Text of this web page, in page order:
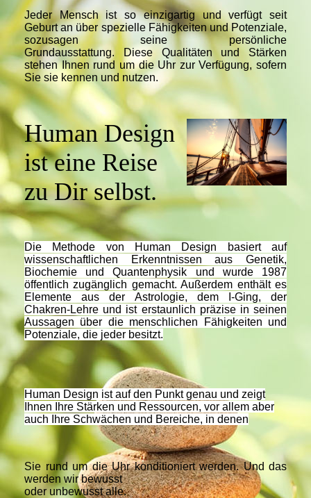
Jeder Mensch ist so einzigartig und verfügt seit
Geburt an über spezielle Fähigkeiten und Potenziale,
sozusagen seine persönliche
Grundausstattung.Diese Qualitäten und Stärken
stehen Ihnen rund um die Uhr zur Verfügung, sofern
Sie sie kennen und nutzen.
Human Design
ist eine Reise
zu Dir selbst.
Die Methode von Human Design basiert auf
wissenschaftlichen Erkenntnissen aus Genetik,
Biochemie und Quantenphysik und wurde 1987
öffentlich zugänglich gemacht. Außerdem enthält es
Elemente aus der Astrologie, dem I-Ging, der
Chakren-Lehre und ist erstaunlich präzise in seinen
Aussagen über die menschlichen Fähigkeiten und
Potenziale, die jeder besitzt.
Human Design ist auf den Punkt genau und zeigt
Ihnen Ihre Stärken und Ressourcen, vor allem aber
auch Ihre Schwächen und Bereiche, in denen
Sie rund um die Uhr konditioniert werden. Und das
werden wir bewusst
oder unbewusst alle.